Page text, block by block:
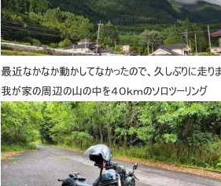
最近なかなか動かしてなかったので、久しぶりに走りま
我が家の周辺の山の中を４０ｋｍのソロツーリング